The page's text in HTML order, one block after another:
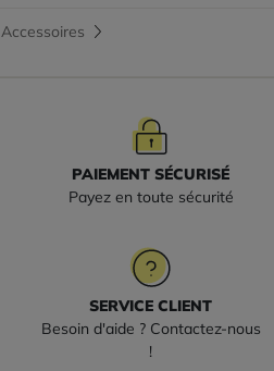
Accessoires
PAIEMENT SÉCURISÉ
Payez en toute sécurité
SERVICE CLIENT
Besoin d'aide ? Contactez-nous
!